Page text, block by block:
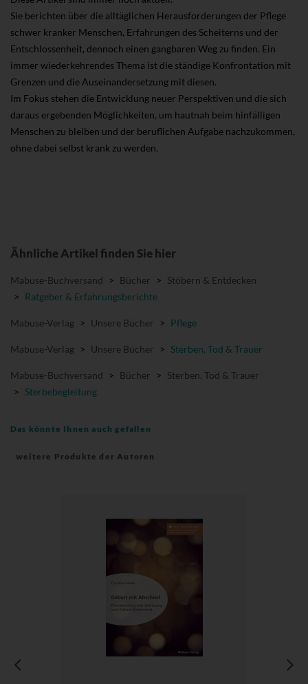
Sie berichten über die alltäglichen Herausforderungen der Pflege
schwer kranker Menschen, Erfahrungen des Scheiterns und der
Entschlossenheit, dennoch einen gangbaren Weg zu finden. Ein
immer wiederkehrendes Thema ist die ständige Konfrontation mit
Grenzen und die Auseinandersetzung mit diesen.
Im Fokus stehen die Entwicklung neuer Perspektiven und die sich
daraus ergebenden Möglichkeiten, um hautnah beim hinfälligen
Menschen zu bleiben und der beruflichen Aufgabe nachzukommen,
ohne dabei selbst krank zu werden.
Ähnliche Artikel finden Sie hier
Mabuse-Buchversand > Bücher > Stöbern & Entdecken
> Ratgeber & Erfahrungsberichte
Mabuse-Verlag > Unsere Bücher > Pflege
Mabuse-Verlag > Unsere Bücher > Sterben, Tod & Trauer
Mabuse-Buchversand > Bücher > Sterben, Tod & Trauer
> Sterbebegleitung
Das könnte Ihnen auch gefallen
weitere Produkte der Autoren